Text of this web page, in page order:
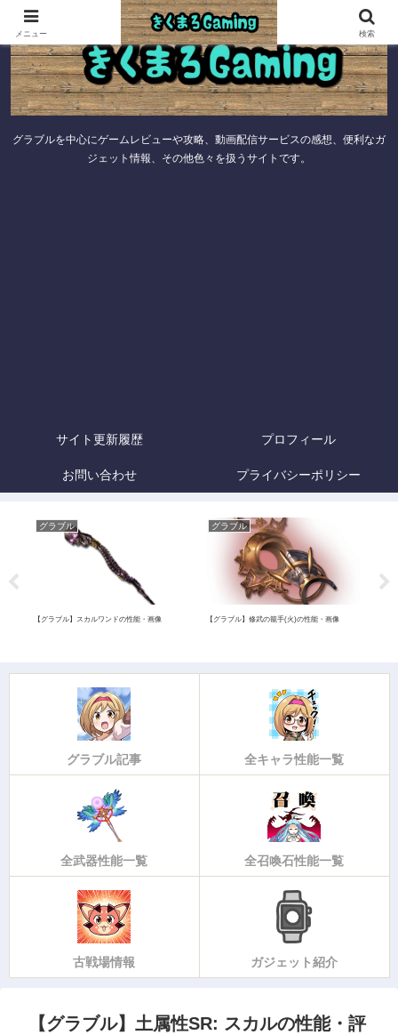
グラブルを中心にゲームレビューや攻略、動画配信サービスの感想、便利なガ
ジェット情報、その他色々を扱うサイトです。
サイト更新履歴 プロフィール
お問い合わせ プライバシーポリシー
グラブル
【グラブル】スカルワンドの性能・画像
グラブル
【グラブル】修武の籠手(火)の性能・画像
グラブル記事 全キャラ性能一覧
全武器性能一覧 全召喚石性能一覧
古戦場情報 ガジェット紹介
【グラブル】土属性SR: スカルの性能・評
メニュー 検索